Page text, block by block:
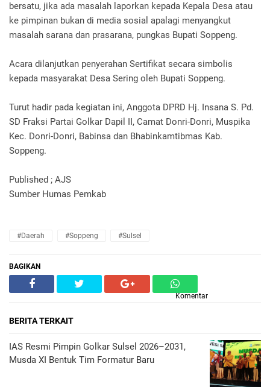
bersatu, jika ada masalah laporkan kepada Kepala Desa atau
ke pimpinan bukan di media sosial apalagi menyangkut
masalah sarana dan prasarana, pungkas Bupati Soppeng.
Acara dilanjutkan penyerahan Sertifikat secara simbolis
kepada masyarakat Desa Sering oleh Bupati Soppeng.
Turut hadir pada kegiatan ini, Anggota DPRD Hj. Insana S. Pd.
SD Fraksi Partai Golkar Dapil II, Camat Donri-Donri, Muspika
Kec. Donri-Donri, Babinsa dan Bhabinkamtibmas Kab.
Soppeng.
Published ; AJS
Sumber Humas Pemkab
#Daerah #Soppeng #Sulsel
BAGIKAN
Komentar
BERITA TERKAIT
IAS Resmi Pimpin Golkar Sulsel 2026–2031,
Musda XI Bentuk Tim Formatur Baru